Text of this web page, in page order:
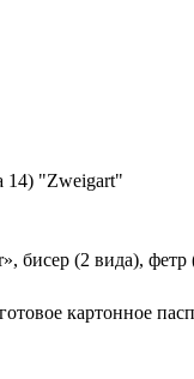
"Zweigart"
бисер (2 вида), фетр
картонное